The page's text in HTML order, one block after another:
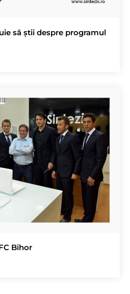
să știi despre programul
Bihor